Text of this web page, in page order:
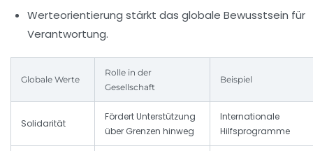
Werteorientierung stärkt das globale Bewusstsein für
Verantwortung.
Globale Werte
Rolle in der
Gesellschaft
Beispiel
Solidarität
Fördert Unterstützung
über Grenzen hinweg
Internationale
Hilfsprogramme